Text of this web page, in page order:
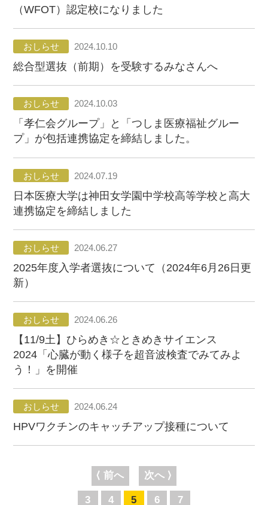
（WFOT）認定校になりました
おしらせ 2024.10.10
総合型選抜（前期）を受験するみなさんへ
おしらせ 2024.10.03
「孝仁会グループ」と「つしま医療福祉グルー
プ」が包括連携協定を締結しました。
おしらせ 2024.07.19
日本医療大学は神田女学園中学校高等学校と高大
連携協定を締結しました
おしらせ 2024.06.27
2025年度入学者選抜について（2024年6月26日更
新）
おしらせ 2024.06.26
【11/9土】ひらめき☆ときめきサイエンス
2024「心臓が動く様子を超音波検査でみてみよ
う！」を開催
おしらせ 2024.06.24
HPVワクチンのキャッチアップ接種について
⟨ 前へ
3 4 5 6 7
次へ ⟩